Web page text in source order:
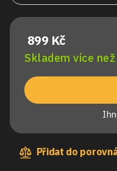
899 Kč
Skladem více
Přidat do